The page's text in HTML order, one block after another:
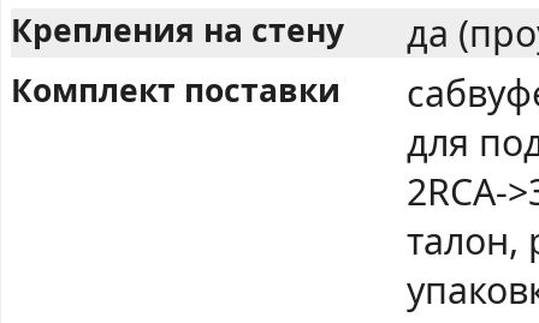
Крепления на стену да
Комплект поставки
для
2RCA-
талон,